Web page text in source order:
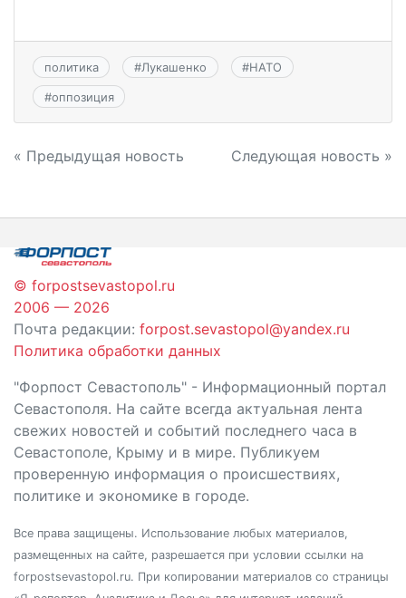
политика #Лукашенко #НАТО
#оппозиция
Навигация
записям
« Предыдущая новость Следующая новость »
© forpostsevastopol.ru
2006 — 2026
Почта редакции: forpost.sevastopol@yandex.ru
Политика обработки данных
"Форпост Севастополь" - Информационный портал
Севастополя. На сайте всегда актуальная лента
свежих новостей и событий последнего часа в
Севастополе, Крыму и в мире. Публикуем
проверенную информация о происшествиях,
политике и экономике в городе.
Все права защищены. Использование любых материалов,
размещенных на сайте, разрешается при условии ссылки на
forpostsevastopol.ru. При копировании материалов со страницы